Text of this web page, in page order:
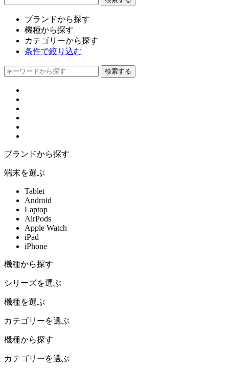
ブランドから探す
機種から探す
カテゴリーから探す
条件で絞り込む
ブランドから探す
端末を選ぶ
Tablet
Android
Laptop
AirPods
Apple Watch
iPad
iPhone
機種から探す
シリーズを選ぶ
機種を選ぶ
カテゴリーを選ぶ
機種から探す
カテゴリーを選ぶ